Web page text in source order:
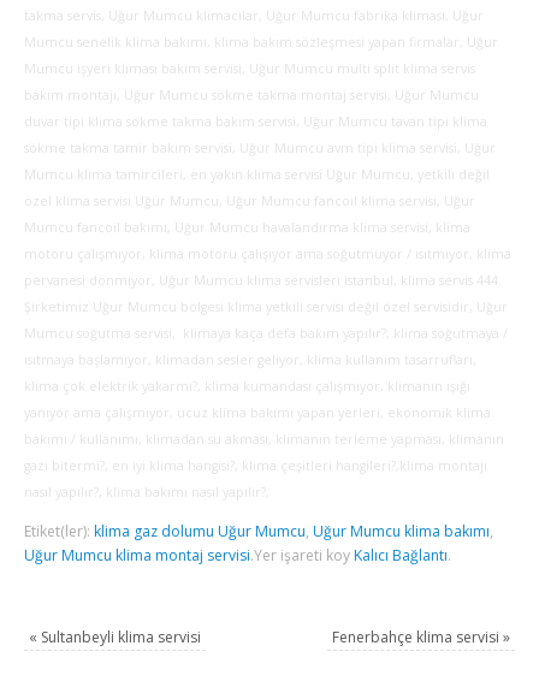
takma servis, Uğur Mumcu klimacılar, Uğur Mumcu fabrika kliması, Uğur
Mumcu senelik klima bakımı, klima bakım sözleşmesi yapan firmalar, Uğur
Mumcu işyeri kliması bakım servisi, Uğur Mumcu multi split klima servis
bakım montajı, Uğur Mumcu sökme takma montaj servisi, Uğur Mumcu
duvar tipi klima sökme takma bakım servisi, Uğur Mumcu tavan tipi klima
sökme takma tamir bakım servisi, Uğur Mumcu avm tipi klima servisi, Uğur
Mumcu klima tamircileri, en yakın klima servisi Uğur Mumcu, yetkili değil
özel klima servisi Uğur Mumcu, Uğur Mumcu fancoil klima servisi, Uğur
Mumcu fancoil bakımı, Uğur Mumcu havalandırma klima servisi, klima
motoru çalışmıyor, klima motoru çalışıyor ama soğutmuyor / ısıtmıyor, klima
pervanesi dönmiyor, Uğur Mumcu klima servisleri istanbul, klima servis 444.
Şirketimiz Uğur Mumcu bölgesi klima yetkili servisi değil özel servisidir, Uğur
Mumcu soğutma servisi, klimaya kaça defa bakım yapılır?, klima soğutmaya /
ısıtmaya başlamıyor, klimadan sesler geliyor, klima kullanım tasarrufları,
klima çok elektrik yakarmı?, klima kumandası çalışmıyor, klimanın ışığı
yanıyor ama çalışmıyor, ucuz klima bakımı yapan yerleri, ekonomik klima
bakımı / kullanımı, klimadan su akması, klimanın terleme yapması, klimanın
gazı bitermi?, en iyi klima hangisi?, klima çeşitleri hangileri?,klima montajı
nasıl yapılır?, klima bakımı nasıl yapılır?,
Etiket(ler): klima gaz dolumu Uğur Mumcu, Uğur Mumcu klima bakımı,
Uğur Mumcu klima montaj servisi.Yer işareti koy Kalıcı Bağlantı.
« Sultanbeyli klima servisi Fenerbahçe klima servisi »